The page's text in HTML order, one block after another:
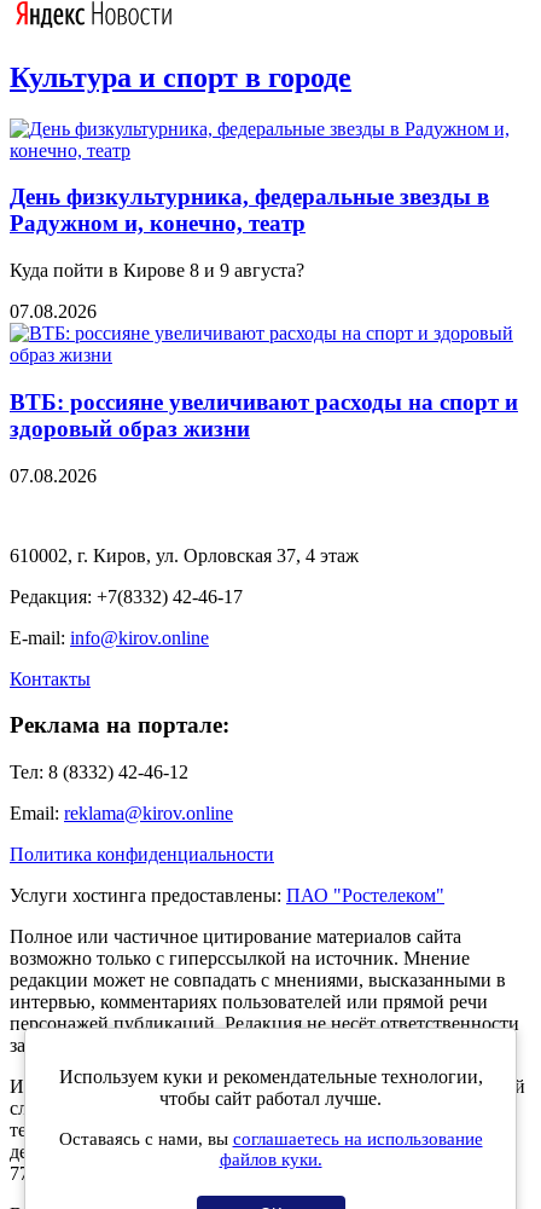
Культура и спорт в городе
День физкультурника, федеральные звезды в
Радужном и, конечно, театр
Куда пойти в Кирове 8 и 9 августа?
07.08.2026
ВТБ: россияне увеличивают расходы на спорт и
здоровый образ жизни
07.08.2026
610002, г. Киров, ул. Орловская 37, 4 этаж
Редакция: +7(8332) 42-46-17
E-mail: info@kirov.online
Контакты
Реклама на портале:
Тел: 8 (8332) 42-46-12
Email: reklama@kirov.online
Политика конфиденциальности
Услуги хостинга предоставлены: ПАО "Ростелеком"
Полное или частичное цитирование материалов сайта
возможно только с гиперссылкой на источник. Мнение
редакции может не совпадать с мнениями, высказанными в
интервью, комментариях пользователей или прямой речи
персонажей публикаций. Редакция не несёт ответственности
за текст комментариев читателей.
Интернет-портал Kirov.online зарегистрирован в Федеральной
службе по надзору в сфере связи, информационных
технологий и массовых коммуникаций (Роскомнадзор) 5
декабря 2019 года. Регистрационный номер ЭЛ № ФС 77 -
77189.
Используем куки и рекомендательные технологии,
чтобы сайт работал лучше.
Оставаясь с нами, вы соглашаетесь на использование
файлов куки.